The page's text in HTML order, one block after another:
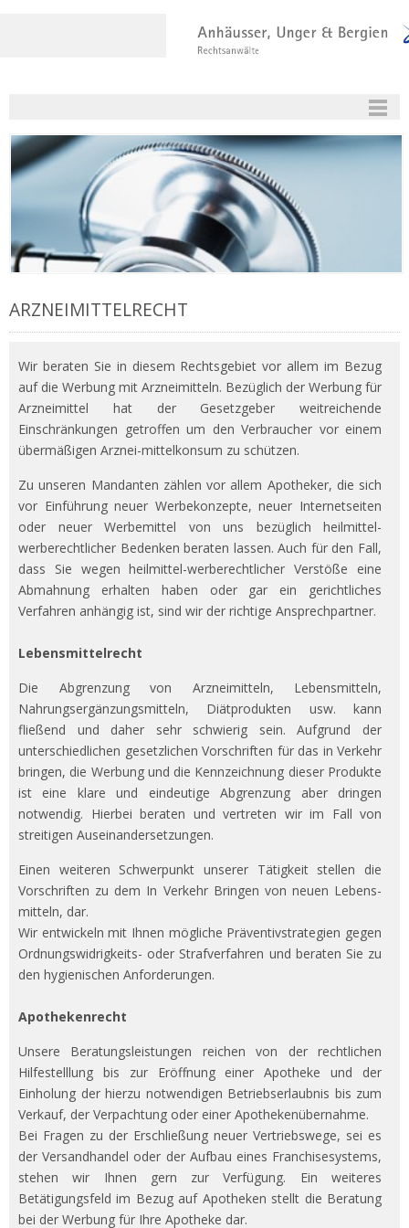
ARZNEIMITTELRECHT
Wir beraten Sie in diesem Rechtsgebiet vor allem im Bezug
auf die Werbung mit Arzneimitteln. Bezüglich der Werbung für
Arzneimittel hat der Gesetzgeber weitreichende
Einschränkungen getroffen um den Verbraucher vor einem
übermäßigen Arznei-mittelkonsum zu schützen.
Zu unseren Mandanten zählen vor allem Apotheker, die sich
vor Einführung neuer Werbekonzepte, neuer Internetseiten
oder neuer Werbemittel von uns bezüglich heilmittel-
werberechtlicher Bedenken beraten lassen. Auch für den Fall,
dass Sie wegen heilmittel-werberechtlicher Verstöße eine
Abmahnung erhalten haben oder gar ein gerichtliches
Verfahren anhängig ist, sind wir der richtige Ansprechpartner.
Lebensmittelrecht
Die Abgrenzung von Arzneimitteln, Lebensmitteln,
Nahrungsergänzungsmitteln, Diätprodukten usw. kann
fließend und daher sehr schwierig sein. Aufgrund der
unterschiedlichen gesetzlichen Vorschriften für das in Verkehr
bringen, die Werbung und die Kennzeichnung dieser Produkte
ist eine klare und eindeutige Abgrenzung aber dringen
notwendig. Hierbei beraten und vertreten wir im Fall von
streitigen Auseinandersetzungen.
Einen weiteren Schwerpunkt unserer Tätigkeit stellen die
Vorschriften zu dem In Verkehr Bringen von neuen Lebens-
mitteln, dar.
Wir entwickeln mit Ihnen mögliche Präventivstrategien gegen
Ordnungswidrigkeits- oder Strafverfahren und beraten Sie zu
den hygienischen Anforderungen.
Apothekenrecht
Unsere Beratungsleistungen reichen von der rechtlichen
Hilfestelllung bis zur Eröffnung einer Apotheke und der
Einholung der hierzu notwendigen Betriebserlaubnis bis zum
Verkauf, der Verpachtung oder einer Apothekenübernahme.
Bei Fragen zu der Erschließung neuer Vertriebswege, sei es
der Versandhandel oder der Aufbau eines Franchisesystems,
stehen wir Ihnen gern zur Verfügung. Ein weiteres
Betätigungsfeld im Bezug auf Apotheken stellt die Beratung
bei der Werbung für Ihre Apotheke dar.